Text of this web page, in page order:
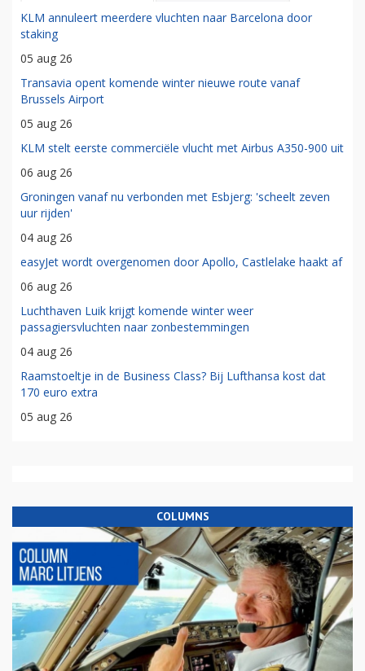
KLM annuleert meerdere vluchten naar Barcelona door
staking
05 aug 26
Transavia opent komende winter nieuwe route vanaf
Brussels Airport
05 aug 26
KLM stelt eerste commerciële vlucht met Airbus A350-900 uit
06 aug 26
Groningen vanaf nu verbonden met Esbjerg: 'scheelt zeven
uur rijden'
04 aug 26
easyJet wordt overgenomen door Apollo, Castlelake haakt af
06 aug 26
Luchthaven Luik krijgt komende winter weer
passagiersvluchten naar zonbestemmingen
04 aug 26
Raamstoeltje in de Business Class? Bij Lufthansa kost dat
170 euro extra
05 aug 26
COLUMNS